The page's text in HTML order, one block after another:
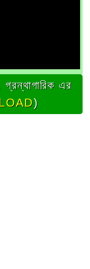
এর
)